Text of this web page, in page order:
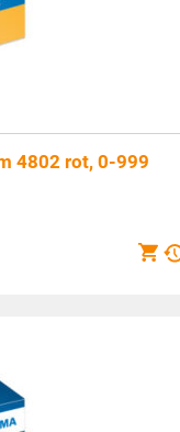
4802 rot, 0-999